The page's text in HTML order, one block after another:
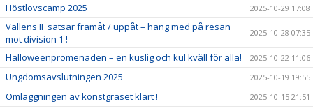
Höstlovscamp 2025 2025-10-29 17:08
Vallens IF satsar framåt / uppåt – häng med på resan
mot division 1 !
2025-10-28 07:35
Halloweenpromenaden – en kuslig och kul kväll för alla! 2025-10-22 11:06
Ungdomsavslutningen 2025 2025-10-19 19:55
Omläggningen av konstgräset klart ! 2025-10-15 21:51